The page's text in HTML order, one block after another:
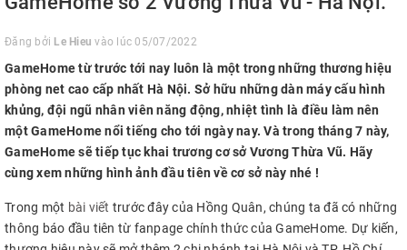
Đăng bởi Le Hieu vào lúc 05/07/2022
GameHome từ trước tới nay luôn là một trong những thương hiệu
phòng net cao cấp nhất Hà Nội. Sở hữu những dàn máy cấu hình
khủng, đội ngũ nhân viên năng động, nhiệt tình là điều làm nên
một GameHome nổi tiếng cho tới ngày nay. Và trong tháng 7 này,
GameHome sẽ tiếp tục khai trương cơ sở Vương Thừa Vũ. Hãy
cùng xem những hình ảnh đầu tiên về cơ sở này nhé !
Trong một bài viết trước đây của Hồng Quân, chúng ta đã có những
thông báo đầu tiên từ fanpage chính thức của GameHome. Dự kiến,